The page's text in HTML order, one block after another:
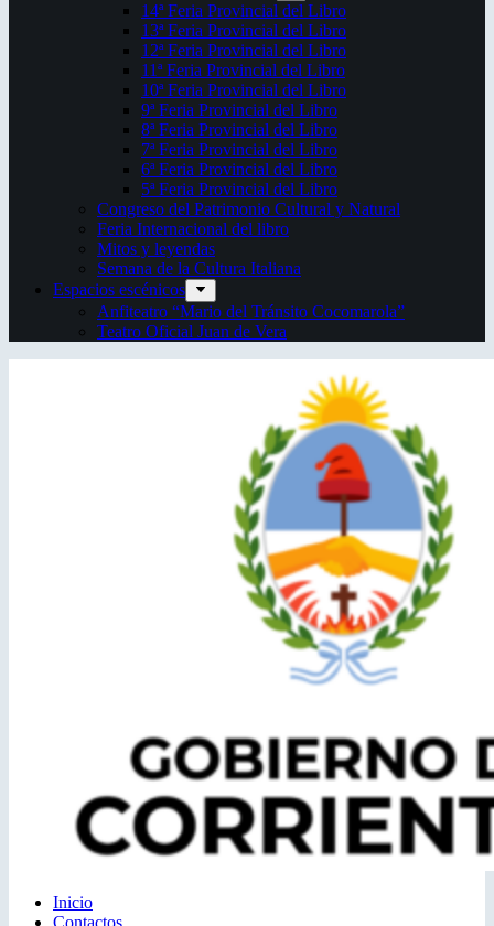
14ª Feria Provincial del Libro
13ª Feria Provincial del Libro
12ª Feria Provincial del Libro
11ª Feria Provincial del Libro
10ª Feria Provincial del Libro
9ª Feria Provincial del Libro
8ª Feria Provincial del Libro
7ª Feria Provincial del Libro
6ª Feria Provincial del Libro
5ª Feria Provincial del Libro
Congreso del Patrimonio Cultural y Natural
Feria Internacional del libro
Mitos y leyendas
Semana de la Cultura Italiana
Espacios escénicos
Anfiteatro “Mario del Tránsito Cocomarola”
Teatro Oficial Juan de Vera
Inicio
Contactos